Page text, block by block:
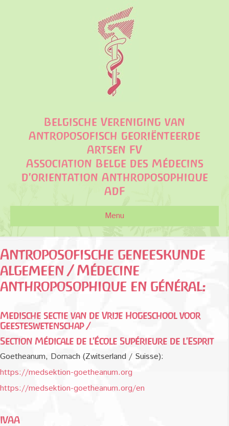
Belgische Vereniging van
Antroposofisch georiënteerde
Artsen FV
Association Belge des Médecins
d'orientation Anthroposophique
AdF
Menu
Antroposofische geneeskunde
algemeen / Médecine
anthroposophique en général:
Medische sectie van de Vrije Hogeschool voor
Geesteswetenschap /
Section Médicale de l'École Supérieure de l'Esprit
Goetheanum, Dornach (Zwitserland / Suisse):
https://medsektion-goetheanum.org
https://medsektion-goetheanum.org/en
IVAA